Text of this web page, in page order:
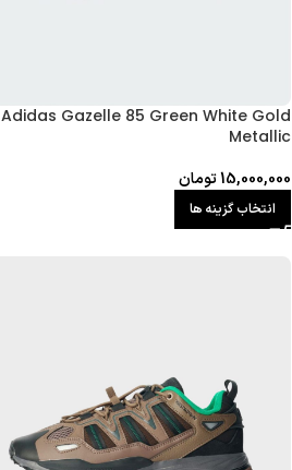
Adidas Gazelle 85 Green White Gold
Metallic
15,000,000تومان
انتخاب گزینه ها